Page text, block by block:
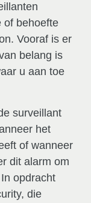
of behoefte
Vooraf is er
belang is
u aan toe
surveillant
het
of wanneer
dit alarm om
opdracht
die